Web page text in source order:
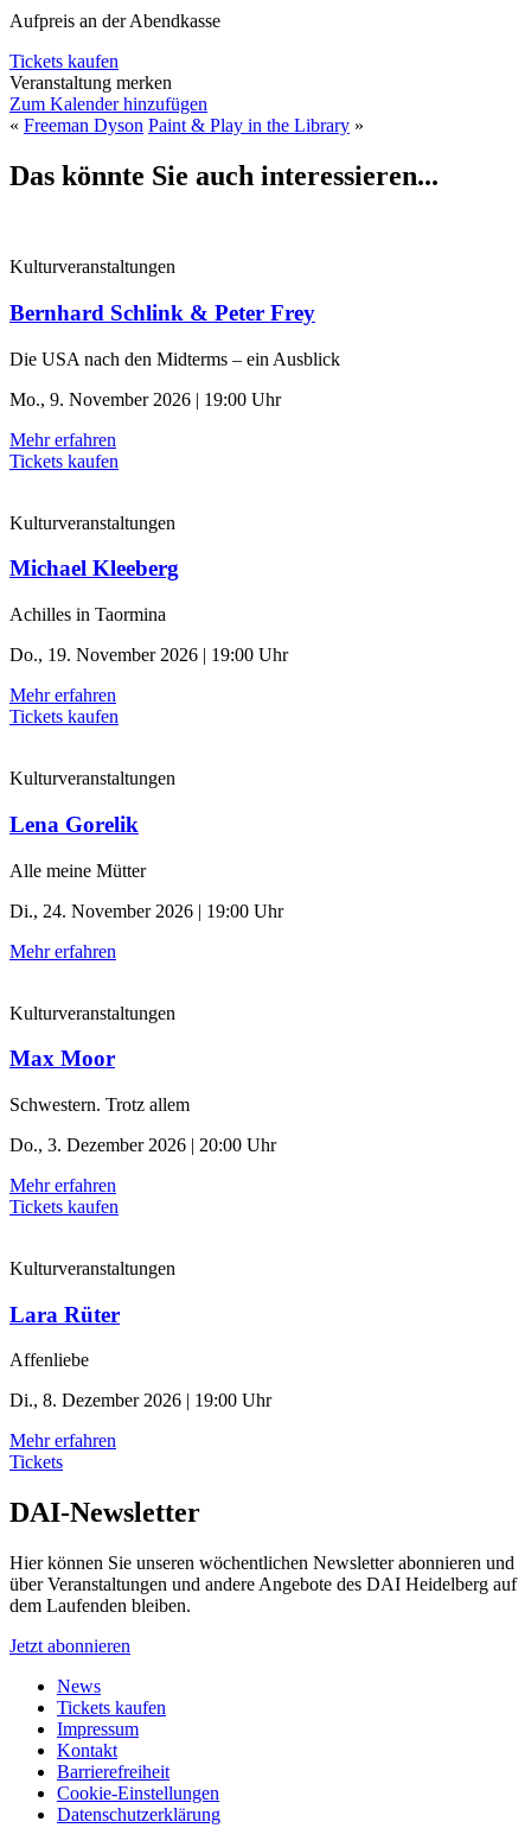
Aufpreis an der Abendkasse
Tickets kaufen
Veranstaltung merken
Zum Kalender hinzufügen
« Freeman Dyson Paint & Play in the Library »
Das könnte Sie auch interessieren...
Kulturveranstaltungen
Bernhard Schlink & Peter Frey
Die USA nach den Midterms – ein Ausblick
Mo., 9. November 2026 | 19:00 Uhr
Mehr erfahren
Tickets kaufen
Kulturveranstaltungen
Michael Kleeberg
Achilles in Taormina
Do., 19. November 2026 | 19:00 Uhr
Mehr erfahren
Tickets kaufen
Kulturveranstaltungen
Lena Gorelik
Alle meine Mütter
Di., 24. November 2026 | 19:00 Uhr
Mehr erfahren
Kulturveranstaltungen
Max Moor
Schwestern. Trotz allem
Do., 3. Dezember 2026 | 20:00 Uhr
Mehr erfahren
Tickets kaufen
Kulturveranstaltungen
Lara Rüter
Affenliebe
Di., 8. Dezember 2026 | 19:00 Uhr
Mehr erfahren
Tickets
DAI-Newsletter
Hier können Sie unseren wöchentlichen Newsletter abonnieren und
über Veranstaltungen und andere Angebote des DAI Heidelberg auf
dem Laufenden bleiben.
Jetzt abonnieren
News
Tickets kaufen
Impressum
Kontakt
Barrierefreiheit
Cookie-Einstellungen
Datenschutzerklärung